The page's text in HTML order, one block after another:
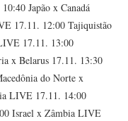
Japão x Canadá
17.11. 12:00 Tajiquistão
17.11. 13:00
x Belarus 17.11. 13:30
do Norte x
LIVE 17.11. 14:00
Israel x Zâmbia LIVE